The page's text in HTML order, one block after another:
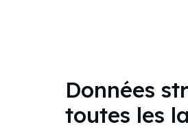
Données
toutes les